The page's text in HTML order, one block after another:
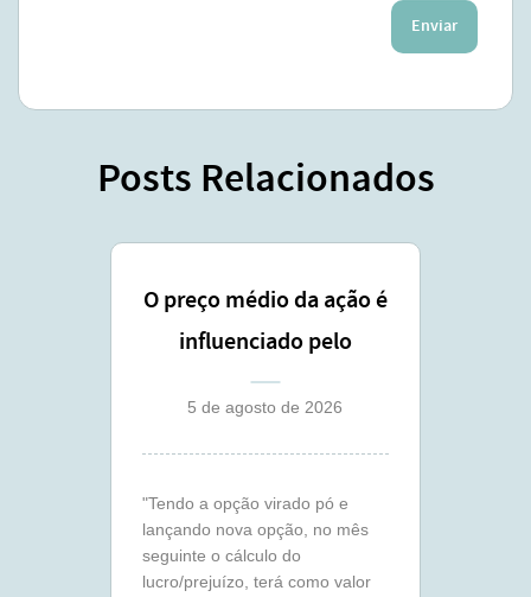
Enviar
Posts Relacionados
O preço médio da ação é
influenciado pelo
lançamento coberto ?
5 de agosto de 2026
"Tendo a opção virado pó e
lançando nova opção, no mês
seguinte o cálculo do
lucro/prejuízo, terá como valor